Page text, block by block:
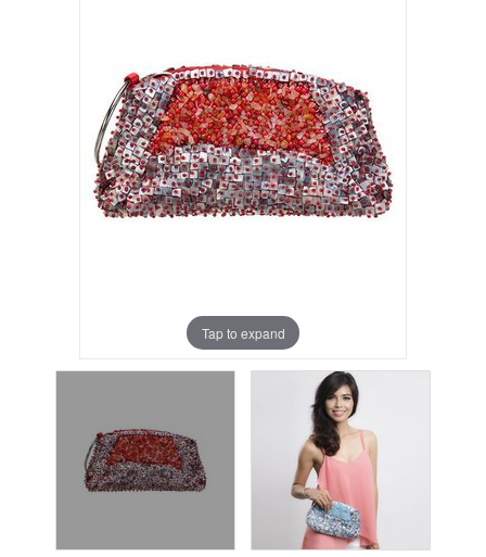
Zakelijke klanten
Tap to expand